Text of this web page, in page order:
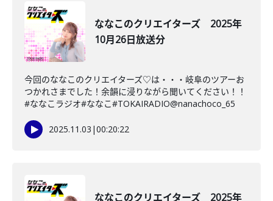
ななこのクリエイターズ 2025年
10月26日放送分
今回のななこのクリエイターズ♡は・・・岐阜のツアーお
つかれさまでした！余韻に浸りながら聞いてください！！
#ななこラジオ#ななこ#TOKAIRADIO@nanachoco_65
2025.11.03 |00:20:22
ななこのクリエイターズ 2025年